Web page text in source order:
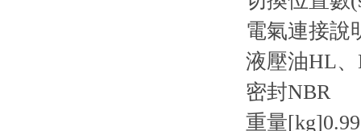
電氣連接說
液壓油HL、
密封NBR
重量[kg]0.99